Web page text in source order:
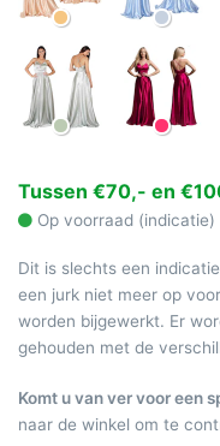
Tussen €70,- en
Op voorraad (indicatie)
Dit is slechts een
een jurk niet meer op
worden bijgewerkt. Er
gehouden met de
Komt u van ver voor een
naar de winkel om te